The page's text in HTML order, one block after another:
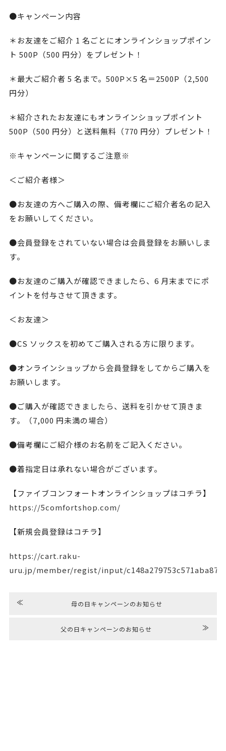
●キャンペーン内容
＊お友達をご紹介 1 名ごとにオンラインショップポイン
ト 500P（500 円分）をプレゼント！
＊最大ご紹介者 5 名まで。500P×5 名＝2500P（2,500
円分）
＊紹介されたお友達にもオンラインショップポイント
500P（500 円分）と送料無料（770 円分）プレゼント！
※キャンペーンに関するご注意※
＜ご紹介者様＞
●お友達の方へご購入の際、備考欄にご紹介者名の記入
をお願いしてください。
●会員登録をされていない場合は会員登録をお願いしま
す。
●お友達のご購入が確認できましたら、6 月末までにポ
イントを付与させて頂きます。
＜お友達＞
●CS ソックスを初めてご購入される方に限ります。
●オンラインショップから会員登録をしてからご購入を
お願いします。
●ご購入が確認できましたら、送料を引かせて頂きま
す。（7,000 円未満の場合）
●備考欄にご紹介様のお名前をご記入ください。
●着指定日は承れない場合がございます。
【ファイブコンフォートオンラインショップはコチラ】
https://5comfortshop.com/
【新規会員登録はコチラ】
https://cart.raku-
uru.jp/member/regist/input/
≪ 母の日キャンペーンのお知らせ
父の日キャンペーンのお知らせ ≫